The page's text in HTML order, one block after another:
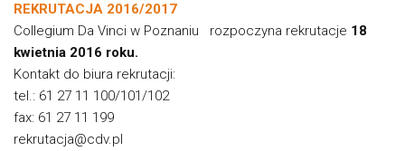
REKRUTACJA 2016/2017
Col­le­gium Da Vin­ci w Po­zna­niu rozpoczyna rekrutacje 18
kwietnia 2016 roku.
Kontakt do biura rekrutacji:
tel.: 61 27 11 100/101/102
fax: 61 27 11 199
rekrutacja@cdv.pl